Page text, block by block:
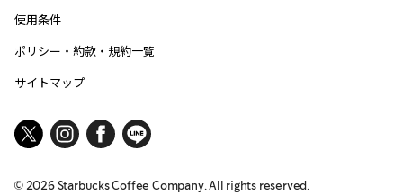
使用条件
ポリシー・約款・規約一覧
サイトマップ
© 2026Starbucks Coffee Company. All rights reserved.